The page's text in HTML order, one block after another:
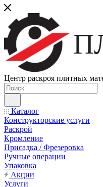
Центр раскроя плитных
Каталог
Конструкторские услуги
Раскрой
Кромление
Присадка / Фрезеровка
Ручные операции
Упаковка
Акции
Услуги